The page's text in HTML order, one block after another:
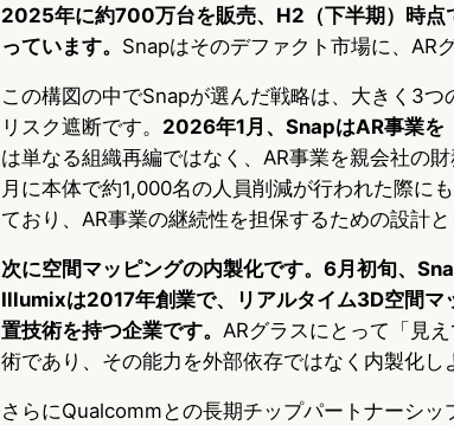
2025年に約700万台を販売、H2（下半期）時点
っています。 Snapはそのデファクト市場に、AR
この構図の中でSnapが選んだ戦略は、大きく3
リスク遮断です。 2026年1月、SnapはAR事業を
は単なる組織再編ではなく、AR事業を親会社の
月に本体で約1,000名の人員削減が行われた際に
ており、AR事業の継続性を担保するための設計と
次に空間マッピングの内製化です。6月初旬、
Illumixは2017年創業で、リアルタイム3D空間マ
置技術を持つ企業です。 ARグラスにとって「見
術であり、その能力を外部依存ではなく内製化し
さらにQualcommとの長期チップパートナーシ